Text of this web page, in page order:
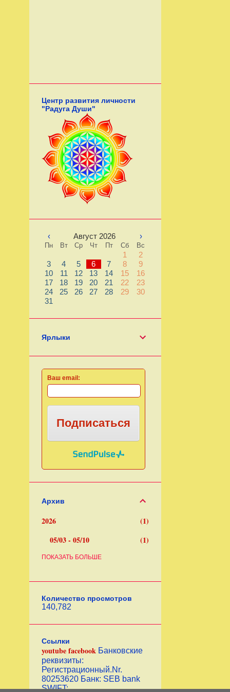
Центр развития личности
"Радуга Души"
‹ Август 2026 ›
Пн Вт Ср Чт Пт Сб Вс
1
2
3
4 5 6 7 8
9
10
11 12 13 14 15
16
17
18 19 20 21 22
23
24
25 26 27 28 29
30
31
Ярлыки
Ваш email:
Подписаться
Архив
2026
1
05/03 - 05/10
1
2025
01/12 - 01/19
2020
1
02/23 - 03/01
ПОКАЗАТЬ БОЛЬШЕ
Количество просмотров
140,782
Ссылки
youtube facebook Банковские
реквизиты:
Регистрационный.Nr.
80253620 Банк: SЕВ bank
SWIFT: